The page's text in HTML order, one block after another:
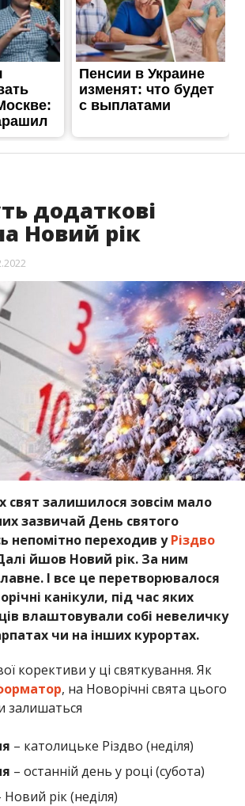
додаткові
Новий рік
свят залишилося зовсім мало
зазвичай День святого
непомітно переходив уРіздво
йшов Новий рік. За ним
І все це перетворювалося
канікули, під час яких
влаштовували собі невеличку
чи на інших курортах.
корективи у ці святкування. Як
, на Новорічні свята цього
залишаться
– католицьке Різдво (неділя)
– останній день у році (субота)
Новий рік (неділя)